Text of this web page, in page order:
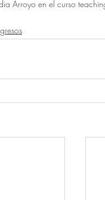
Arroyo en el curso